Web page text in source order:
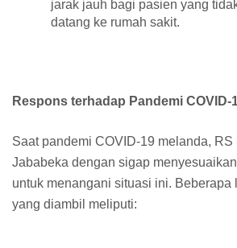
jarak jauh bagi pasien yang
datang ke rumah sakit.
Respons terhadap Pandemi COVID-
Saat pandemi COVID-19 melanda,
Jababeka dengan sigap
untuk menangani situasi ini. Beberapa
yang diambil meliputi: